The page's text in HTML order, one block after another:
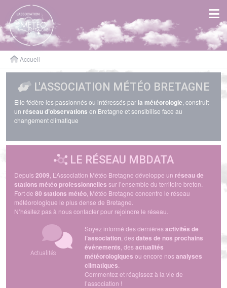
Accueil
L'ASSOCIATION MÉTÉO BRETAGNE
Elle fédère les passionnés ou intéressés par la météorologie , construit
un réseau d’observations en Bretagne et sensibilise face au
changement climatique
LE RÉSEAU MBDATA
Depuis2009 , L’Association Météo Bretagne développe un réseau de
stations météo professionnelles sur l’ensemble du territoire breton.
Fort de 80 stations météo , Météo Bretagne concentre le réseau
météorologique le plus dense de Bretagne.
N’hésitez pas à nous contacter pour rejoindre le réseau.
Actualités
Soyez informé des dernièresactivités de
l’association, desdates de nos prochains
événements , desactualités
météorologiques ou encore nosanalyses
climatiques
Commentez et réagissez à la vie de
l’association !
Panneau de gestion des cookies